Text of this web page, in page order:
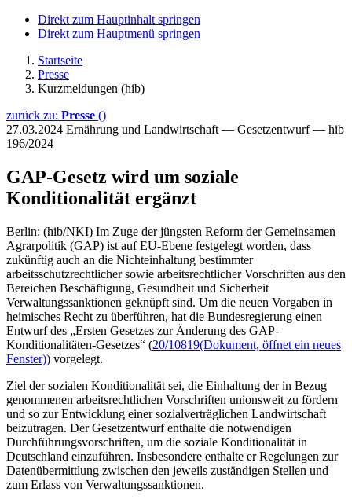
Direkt zum Hauptinhalt springen
Direkt zum Hauptmenü springen
Startseite
Presse
Kurzmeldungen (hib)
zurück zu: Presse ()
27.03.2024 Ernährung und Landwirtschaft — Gesetzentwurf — hib
196/2024
GAP-Gesetz wird um soziale
Konditionalität ergänzt
Berlin: (hib/NKI) Im Zuge der jüngsten Reform der Gemeinsamen
Agrarpolitik (GAP) ist auf EU-Ebene festgelegt worden, dass
zukünftig auch an die Nichteinhaltung bestimmter
arbeitsschutzrechtlicher sowie arbeitsrechtlicher Vorschriften aus den
Bereichen Beschäftigung, Gesundheit und Sicherheit
Verwaltungssanktionen geknüpft sind. Um die neuen Vorgaben in
heimisches Recht zu überführen, hat die Bundesregierung einen
Entwurf des „Ersten Gesetzes zur Änderung des GAP-
Konditionalitäten-Gesetzes“ (20/10819(Dokument, öffnet ein neues
Fenster)) vorgelegt.
Ziel der sozialen Konditionalität sei, die Einhaltung der in Bezug
genommenen arbeitsrechtlichen Vorschriften unionsweit zu fördern
und so zur Entwicklung einer sozialverträglichen Landwirtschaft
beizutragen. Der Gesetzentwurf enthalte die notwendigen
Durchführungsvorschriften, um die soziale Konditionalität in
Deutschland einzuführen. Insbesondere enthalte er Regelungen zur
Datenübermittlung zwischen den jeweils zuständigen Stellen und
zum Erlass von Verwaltungssanktionen.